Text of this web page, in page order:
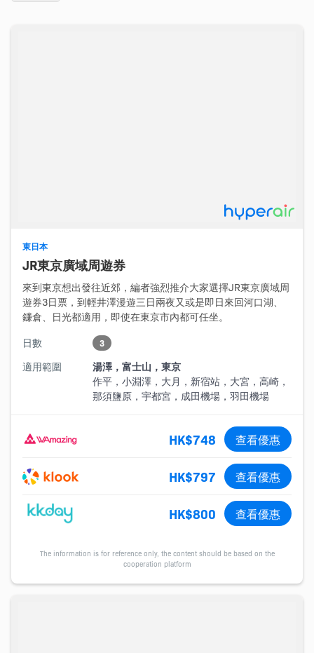
東日本
JR東京廣域周遊券
來到東京想出發往近郊，編者強烈推介大家選擇JR東京廣域周
遊券3日票，到輕井澤漫遊三日兩夜又或是即日來回河口湖、
鐮倉、日光都適用，即使在東京市內都可任坐。
日數
3
適用範圍
湯澤，富士山，東京
作平，小淵澤，大月，新宿站，大宮，高崎，
那須鹽原，宇都宮，成田機場，羽田機場
HK$748 查看優惠
HK$797 查看優惠
HK$800 查看優惠
The information is for reference only, the content should be based on the
cooperation platform